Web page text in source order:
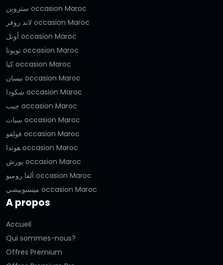
ستروين occasion Maroc
لاند روفر occasion Maroc
أوبل occasion Maroc
تويوتا occasion Maroc
كيا occasion Maroc
نيسان occasion Maroc
شكودا occasion Maroc
جيب occasion Maroc
سيات occasion Maroc
فولفو occasion Maroc
هوندا occasion Maroc
بورش occasion Maroc
ألفا روميو occasion Maroc
ميتسوبيشي occasion Maroc
A propos
Accueil
Qui sommes-nous?
Offres Premium